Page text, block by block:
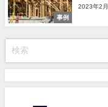
事例
2023年2